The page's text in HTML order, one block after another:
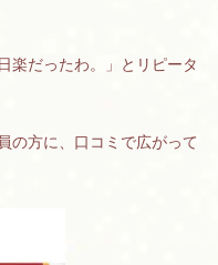
楽だったわ。」とリピータ
の方に、口コミで広がって